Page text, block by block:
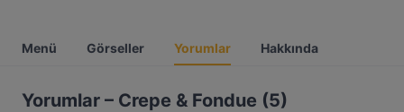
Menü Görseller Yorumlar Hakkında
Yorumlar – Crepe & Fondue (5)